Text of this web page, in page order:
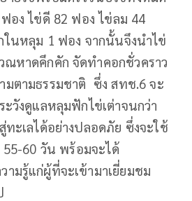
อง ไข่ดี 82 ฟอง ไข่ลม 44
นหลุม 1 ฟอง จากนั้นจึงนำไข่
ณหาดคึกคัก จัดทำคอกชั่วคราว
มตามธรรมชาติ ซึ่ง สทช.6 จะ
ะวังดูแลหลุมฟักไข่เต่าจนกว่า
ทะเลได้อย่างปลอดภัย ซึ่งจะใช้
55-60 วัน พร้อมจะได้
มรู้แก่ผู้ที่จะเข้ามาเยี่ยมชม